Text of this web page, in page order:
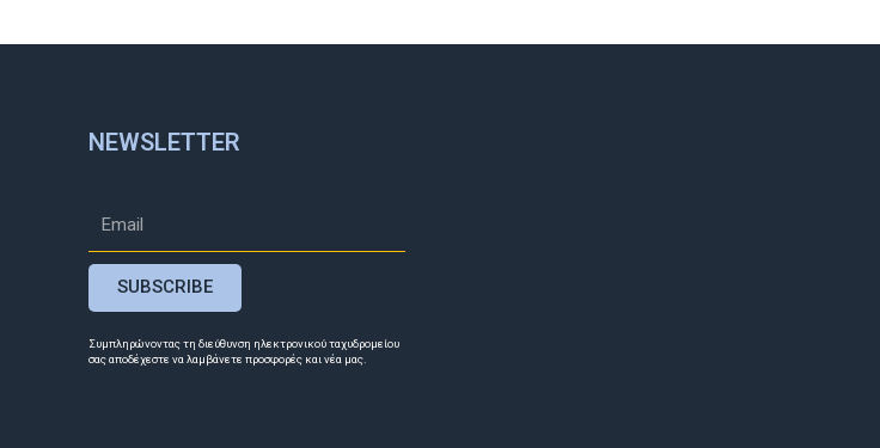
NEWSLETTER
SUBSCRIBE
Συμπληρώνοντας τη διεύθυνση ηλεκτρονικού ταχυδρομείου
σας αποδέχεστε να λαμβάνετε προσφορές και νέα μας.